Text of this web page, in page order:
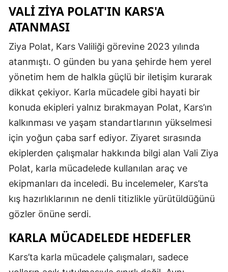
Manisa
Muğla
Muş
Nevşehir
Niğde
Ordu
Rize
Sakarya
Siirt
Sinop
VALI ZIYA POLAT'IN KARS'A
ATANMASI
Ziya Polat, Kars Valiliği görevine 2023 yılında
atanmıştı. O günden bu yana şehirde hem yerel
yönetim hem de halkla güçlü bir iletişim kurarak
dikkat çekiyor. Karla mücadele gibi hayati bir
konuda ekipleri yalnız bırakmayan Polat, Kars’ın
kalkınması ve yaşam standartlarının yükselmesi
için yoğun çaba sarf ediyor. Ziyaret sırasında
ekiplerden çalışmalar hakkında bilgi alan Vali Ziya
Polat, karla mücadelede kullanılan araç ve
ekipmanları da inceledi. Bu incelemeler, Kars’ta
kış hazırlıklarının ne denli titizlikle yürütüldüğünü
gözler önüne serdi.
KARLA MÜCADELEDE HEDEFLER
Kars’ta karla mücadele çalışmaları, sadece